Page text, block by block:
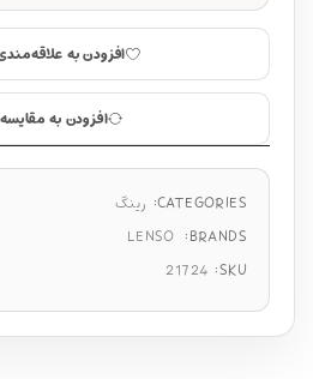
افزودن به
افزودن به مقایسه
CATEGORIES: رینگ
BRANDS:
LENSO
SKU:
21724